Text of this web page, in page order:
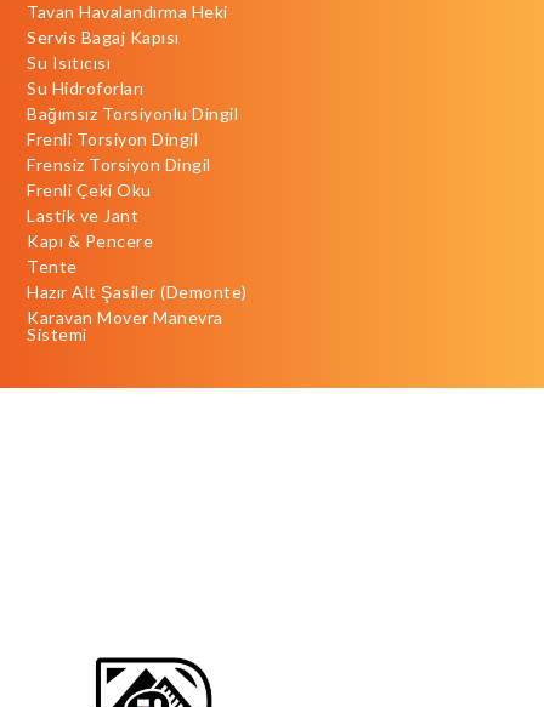
Tavan Havalandırma Heki
Servis Bagaj Kapısı
Su Isıtıcısı
Su Hidroforları
Bağımsız Torsiyonlu Dingil
Frenli Torsiyon Dingil
Frensiz Torsiyon Dingil
Frenli Çeki Oku
Lastik ve Jant
Kapı & Pencere
Tente
Hazır Alt Şasiler (Demonte)
Karavan Mover Manevra
Sistemi